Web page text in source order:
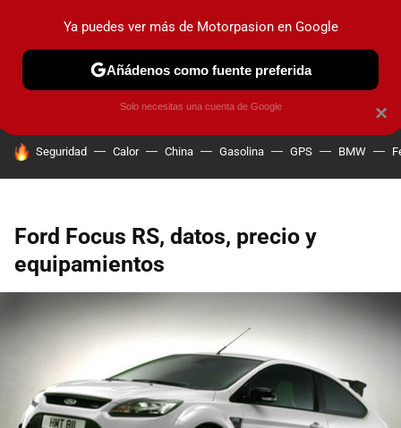
PRUEBAS COCHES ELÉCTRICOS OBSERVATORIO
HOY SE HABLA DE
Seguridad Calor China Gasolina GPS BMW
Ford Focus RS, datos, precio y
equipamientos
×
Ya puedes ver más de Motorpasion en Google
Añádenos como fuente preferida
Solo necesitas una cuenta de Google